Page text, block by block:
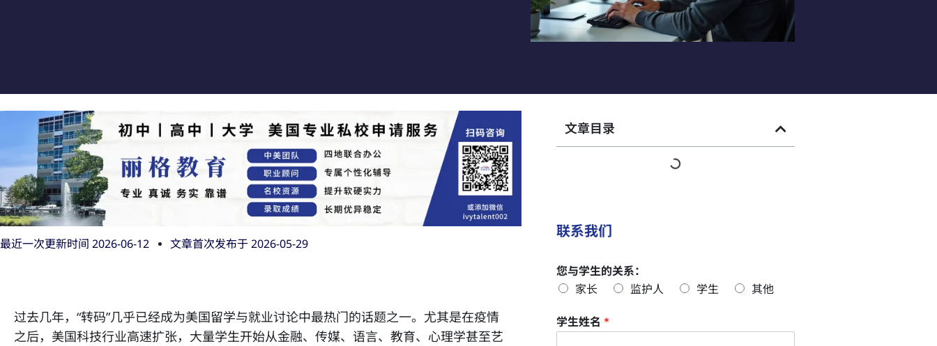
最近一次更新时间 2026-06-12 文章首次发布于2026-05-29
过去几年，“转码”几乎已经成为美国留学与就业讨论中最热门的话题之一。尤其是在疫情
之后，美国科技行业高速扩张，大量学生开始从金融、传媒、语言、教育、心理学甚至艺
文章目录
联系我们
您与学生的关系：
家长
监护人 学生 其他
学生姓名 *